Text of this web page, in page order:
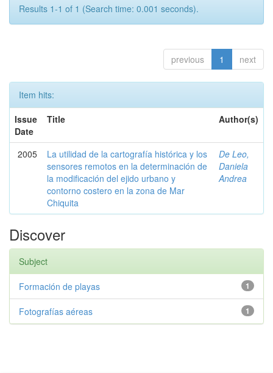
Results 1-1 of 1 (Search time: 0.001 seconds).
previous 1 next
Item hits:
Issue
Date
Title Author(s)
2005
La utilidad de la cartografía histórica y los
sensores remotos en la determinación de
la modificación del ejido urbano y
contorno costero en la zona de Mar
Chiquita
De Leo,
Daniela
Andrea
Discover
Subject
1
Formación de playas
1
Fotografías aéreas